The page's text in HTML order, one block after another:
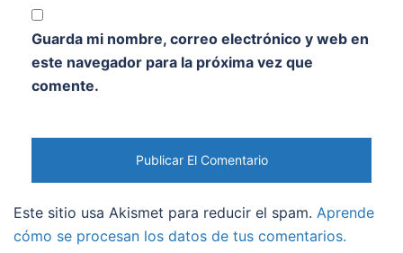
Guarda mi nombre, correo electrónico y web en
este navegador para la próxima vez que
comente.
Este sitio usa Akismet para reducir el spam. Aprende
cómo se procesan los datos de tus comentarios.